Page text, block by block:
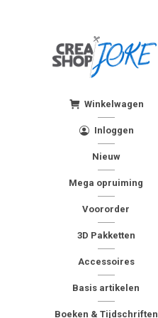
Winkelwagen
Inloggen
Nieuw
Mega opruiming
Voororder
3D Pakketten
Accessoires
Basis artikelen
Boeken & Tijdschriften